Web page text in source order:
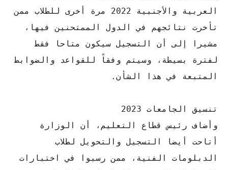
العربية والأجنبية 2022 مرة أخرى للطلاب ممن
تأخرت نتائجهم في الدول الممتحنين فيها،
مشيرا إلى أن التسجيل سيكون متاحا فقط
لفترة بسيطة، وسيتم وفقاً للقواعد والضوابط
المتبعة في هذا الشأن.
تنسيق الجامعات 2023
وأضاف رئيس قطاع التعليم، أن الوزارة
أتاحت أيضا التسجيل والتحويل لطلاب
الدبلومات الفنية، ممن رسبوا في اختبارات